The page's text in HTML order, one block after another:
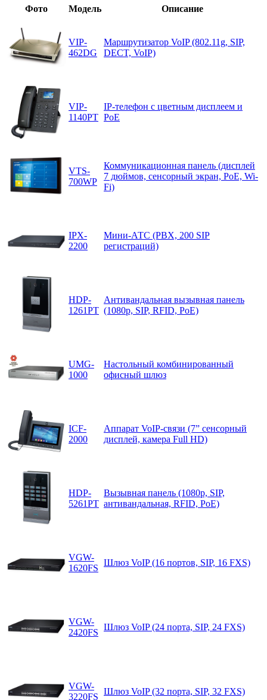
Фото
Модель Описание
VIP-
462DG
Маршрутизатор VoIP (802.11g, SIP,
DECT, VoIP)
VIP-
1140PT
IP-телефон с цветным дисплеем и
PoE
VTS-
700WP
Коммуникационная панель (дисплей
7 дюймов, сенсорный экран, PoE, Wi-
Fi)
IPX-
2200
Мини-АТС (PBX, 200 SIP
регистраций)
HDP-
1261PT
Антивандальная вызывная панель
(1080p, SIP, RFID, PoE)
UMG-
1000
Настольный комбинированный
офисный шлюз
ICF-
2000
Аппарат VoIP-связи (7” сенсорный
дисплей, камера Full HD)
HDP-
5261PT
Вызывная панель (1080p, SIP,
антивандальная, RFID, PoE)
VGW-
1620FS
Шлюз VoIP (16 портов, SIP, 16 FXS)
VGW-
2420FS
Шлюз VoIP (24 порта, SIP, 24 FXS)
VGW-
3220FS
Шлюз VoIP (32 порта, SIP, 32 FXS)